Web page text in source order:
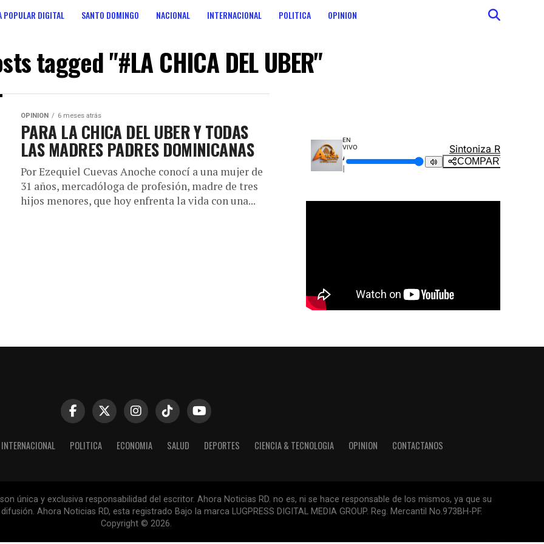
POPULAR DIGITAL SANTO DOMINGO NACIONAL INTERNACIONAL POLITICA OPINION
tagged "#LA CHICA DEL UBER"
OPINION 6 meses atrás
PARA LA CHICA DEL UBER Y TODAS
LAS MADRES PADRES DOMINICANAS
Por Ezequiel Cuevas Anoche conocí a una mujer de
31 años, mercadóloga de profesión, madre de tres
hijos menores, que hoy enfrenta la vida con una...
INTERNACIONAL POLITICA ECONOMIA SALUD DEPORTES CIENCIA & TECNOLOGIA OPINION CONTACTANOS
única y exclusiva responsabilidad del escritor. Ahora Noticias RD. no es, ni se hace responsable de los mismos, ya que su
Ahora Noticias RD, esta registrado Bajo la marca LUGPRESS DIGITAL MEDIA GROUP. Reg. Mercantil No.973BH-PF.
Copyright © 2026.